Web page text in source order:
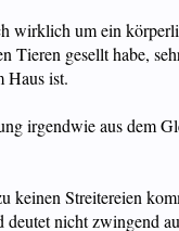
wirklich um ein
gesellt habe,
Haus ist.
irgendwie aus dem
keinen Streitereien
nicht zwingend